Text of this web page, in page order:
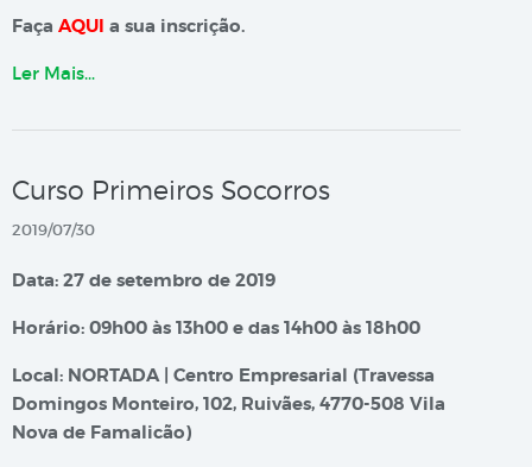
Faça AQUI a sua inscrição.
Ler Mais…
Curso Primeiros Socorros
2019/07/30
Data: 27 de setembro de 2019
Horário: 09h00 às 13h00 e das 14h00 às 18h00
Local: NORTADA | Centro Empresarial (Travessa
Domingos Monteiro, 102, Ruivães, 4770-508 Vila
Nova de Famalicão)